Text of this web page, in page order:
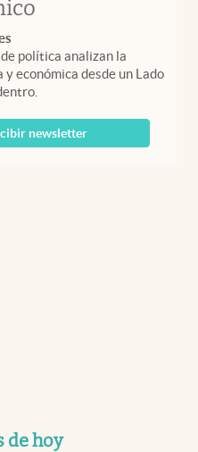
política analizan la
económica desde un Lado
newsletter
de hoy